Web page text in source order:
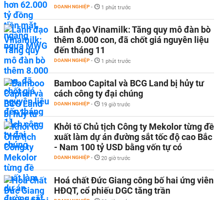
DOANH NGHIỆP - 1 phút trước
Lãnh đạo Vinamilk: Tăng quy mô đàn bò
thêm 8.000 con, đã chốt giá nguyên liệu
đến tháng 11
DOANH NGHIỆP - 1 phút trước
Bamboo Capital và BCG Land bị hủy tư
cách công ty đại chúng
DOANH NGHIỆP - 19 giờ trước
Khởi tố Chủ tịch Công ty Mekolor từng đề
xuất làm dự án đường sắt tốc độ cao Bắc
- Nam 100 tỷ USD bằng vốn tự có
DOANH NGHIỆP - 20 giờ trước
Hoá chất Đức Giang công bố hai ứng viên
HĐQT, cổ phiếu DGC tăng trần